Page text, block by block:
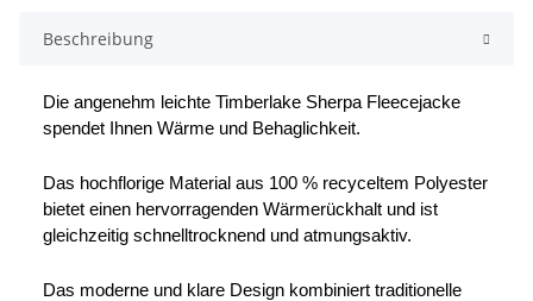
Beschreibung
Die angenehm leichte Timberlake Sherpa Fleecejacke
spendet Ihnen Wärme und Behaglichkeit.
Das hochflorige Material aus 100 % recyceltem Polyester
bietet einen hervorragenden Wärmerückhalt und ist
gleichzeitig schnelltrocknend und atmungsaktiv.
Das moderne und klare Design kombiniert traditionelle